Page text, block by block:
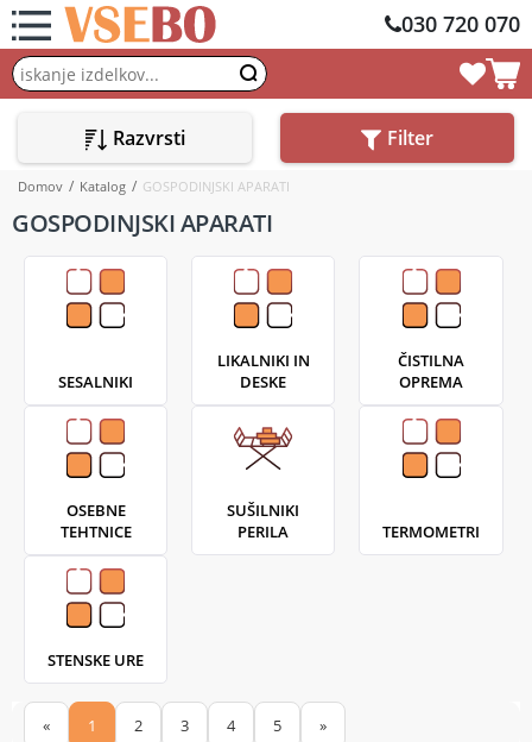
030 720 070
Razvrsti Filter
Domov Katalog GOSPODINJSKI APARATI
GOSPODINJSKI APARATI
SESALNIKI
LIKALNIKI IN
DESKE
ČISTILNA
OPREMA
OSEBNE
TEHTNICE
SUŠILNIKI
PERILA
TERMOMETRI
STENSKE URE
« 1 2 3 4 5 »